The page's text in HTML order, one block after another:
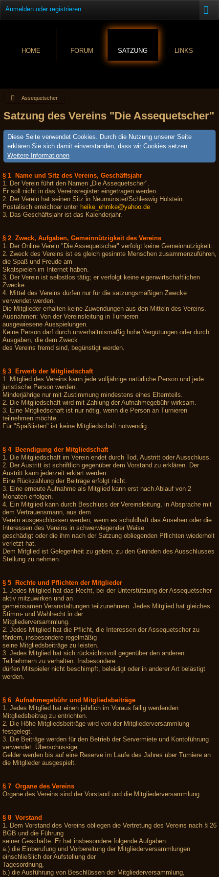
Anmelden oder registrieren
HOME FORUM SATZUNG LINKS
Assequetscher
Satzung des Vereins "Die Assequetscher"
Diese Seite verwendet Cookies. Durch die Nutzung unserer Seite
erklären Sie sich damit einverstanden, dass wir Cookies setzen.
Weitere Informationen
§ 1 Name und Sitz des Vereins, Geschäftsjahr
1. Der Verein führt den Namen „Die Assequetscher".
Er soll nicht in das Vereinsregister eingetragen werden.
2. Der Verein hat seinen Sitz in Neumünster/Schleswig Holstein.
Postalisch erreichbar unter heike_ehmke@yahoo.de
3. Das Geschäftsjahr ist das Kalenderjahr.
§ 2 Zweck, Aufgaben, Gemeinnützigkeit des Vereins
1. Der Online Verein "Die Assequetscher" verfolgt keine Gemeinnützigkeit.
2. Zweck des Vereins ist es gleich gesinnte Menschen zusammenzuführen,
die Spaß und Freude am
Skatspielen im Internet haben.
3. Der Verein ist selbstlos tätig; er verfolgt keine eigenwirtschaftlichen
Zwecke.
4. Mittel des Vereins dürfen nur für die satzungsmäßigen Zwecke
verwendet werden.
Die Mitglieder erhalten keine Zuwendungen aus den Mitteln des Vereins.
Ausnahmen: Von der Vereinsleitung in Turnieren
ausgewiesene Ausspielungen.
Keine Person darf durch unverhältnismäßig hohe Vergütungen oder durch
Ausgaben, die dem Zweck
des Vereins fremd sind, begünstigt werden.
§ 3 Erwerb der Mitgliedschaft
1. Mitglied des Vereins kann jede volljährige natürliche Person und jede
juristische Person werden.
Minderjährige nur mit Zustimmung mindestens eines Elternteils.
2. Die Mitgliedschaft wird mit Zahlung der Aufnahmegebühr wirksam.
3. Eine Mitgliedschaft ist nur nötig, wenn die Person an Turnieren
teilnehmen möchte.
Für "Spaßlisten" ist keine Mitgliedschaft notwendig.
§ 4 Beendigung der Mitgliedschaft
1. Die Mitgliedschaft im Verein endet durch Tod, Austritt oder Ausschluss.
2. Der Austritt ist schriftlich gegenüber dem Vorstand zu erklären. Der
Austritt kann jederzeit erklärt werden.
Eine Rückzahlung der Beiträge erfolgt nicht.
3. Eine erneute Aufnahme als Mitglied kann erst nach Ablauf von 2
Monaten erfolgen.
4. Ein Mitglied kann durch Beschluss der Vereinsleitung, in Absprache mit
dem Vertrauensmann, aus dem
Verein ausgeschlossen werden, wenn es schuldhaft das Ansehen oder die
Interessen des Vereins in schwerwiegender Weise
geschädigt oder die ihm nach der Satzung obliegenden Pflichten wiederholt
verletzt hat.
Dem Mitglied ist Gelegenheit zu geben, zu den Gründen des Ausschlusses
Stellung zu nehmen.
§ 5 Rechte und Pflichten der Mitglieder
1. Jedes Mitglied hat das Recht, bei der Unterstützung der Assequetscher
aktiv mitzuwirken und an
gemeinsamen Veranstaltungen teilzunehmen. Jedes Mitglied hat gleiches
Stimm- und Wahlrecht in der
Mitgliederversammlung.
2. Jedes Mitglied hat die Pflicht, die Interessen der Assequetscher zu
fördern, insbesondere regelmäßig
seine Mitgliedsbeiträge zu leisten.
3. Jedes Mitglied hat sich rücksichtsvoll gegenüber den anderen
Teilnehmern zu verhalten. Insbesondere
dürfen Mitspieler nicht beschimpft, beleidigt oder in anderer Art belästigt
werden.
§ 6 Aufnahmegebühr und Mitgliedsbeiträge
1. Jedes Mitglied hat einen jährlich im Voraus fällig werdenden
Mitgliedsbeitrag zu entrichten.
2. Die Höhe Mitgliedsbeiträge wird von der Mitgliederversammlung
festgelegt.
3. Die Beiträge werden für den Betrieb der Servermiete und Kontoführung
verwendet. Überschüssige
Gelder werden bis auf eine Reserve im Laufe des Jahres über Turniere an
die Mitglieder ausgespielt.
§ 7 Organe des Vereins
Organe des Vereins sind der Vorstand und die Mitgliederversammlung.
§ 8 Vorstand
1. Dem Vorstand des Vereins obliegen die Vertretung des Vereins nach § 26
BGB und die Führung
seiner Geschäfte. Er hat insbesondere folgende Aufgaben:
a.) die Einberufung und Vorbereitung der Mitgliederversammlungen
einschließlich der Aufstellung der
Tagesordnung,
b.) die Ausführung von Beschlüssen der Mitgliederversammlung,